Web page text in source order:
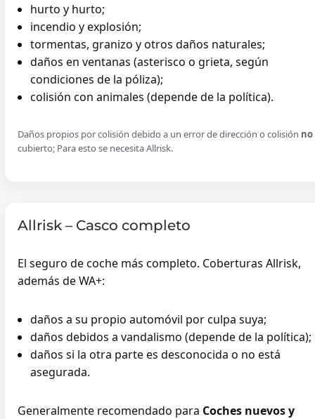
hurto y hurto;
incendio y explosión;
tormentas, granizo y otros daños naturales;
daños en ventanas (asterisco o grieta, según
condiciones de la póliza);
colisión con animales (depende de la política).
Daños propios por colisión debido a un error de dirección o colisión no
cubierto; Para esto se necesita Allrisk.
Allrisk – Casco completo
El seguro de coche más completo. Coberturas Allrisk,
además de WA+:
daños a su propio automóvil por culpa suya;
daños debidos a vandalismo (depende de la política);
daños si la otra parte es desconocida o no está
asegurada.
Generalmente recomendado para Coches nuevos y